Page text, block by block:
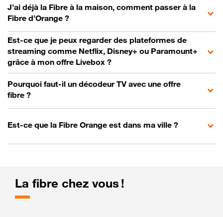
J’ai déjà la Fibre à la maison, comment passer à la
Fibre d’Orange ?
Est-ce que je peux regarder des plateformes de
streaming comme Netflix, Disney+ ou Paramount+
grâce à mon offre Livebox ?
Pourquoi faut-il un décodeur TV avec une offre
fibre ?
Est-ce que la Fibre Orange est dans ma ville ?
La fibre chez vous !